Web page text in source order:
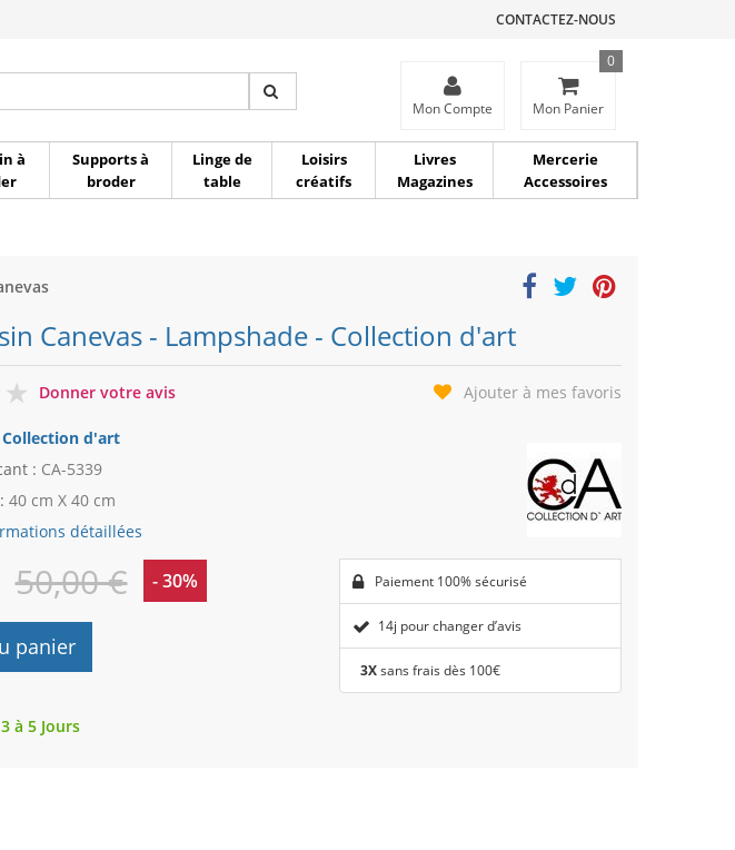
CONTACTEZ-NOUS
Mon Compte Mon Panier
0
à
Supports à
broder
Linge de
table
Loisirs
créatifs
Livres
Magazines
Mercerie
Accessoires
Canevas - Lampshade - Collection d'art
0
Donner votre avis Ajouter à mes favoris
Collection d'art
: CA-5339
40 cm X 40 cm
détaillées
50,00 € - 30%
panier
Paiement 100% sécurisé
14j pour changer d’avis
3Xsans frais dès 100€
à 5 Jours